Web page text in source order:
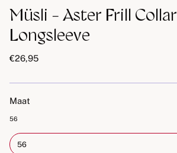
Müsli - Aster Frill Collar
Longsleeve
€26,95
Maat
56
56